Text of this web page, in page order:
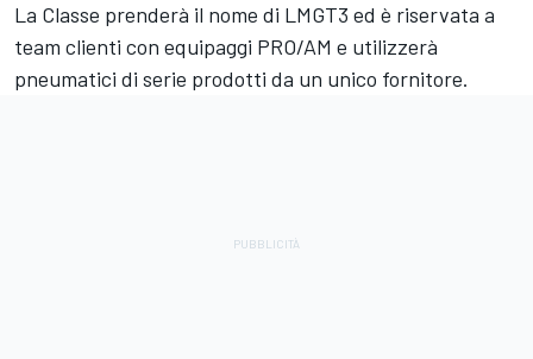
La Classe prenderà il nome di LMGT3 ed è riservata a
team clienti con equipaggi PRO/AM e utilizzerà
pneumatici di serie prodotti da un unico fornitore.